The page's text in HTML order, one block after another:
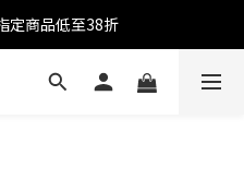
定商品低至38折
定商品低至38折
｜滿$2,999送經典保溫杯
商品低至38折